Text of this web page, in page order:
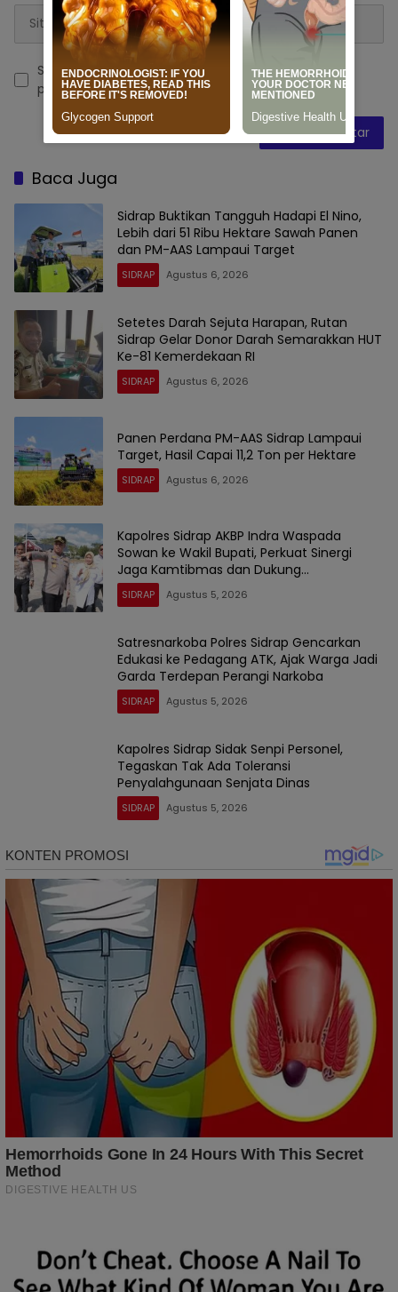
Simpan nama, email, dan situs web saya pada
peramban ini untuk komentar saya berikutnya.
Baca Juga
Sidrap Buktikan Tangguh Hadapi El Nino,
Lebih dari 51 Ribu Hektare Sawah Panen
dan PM-AAS Lampaui Target
SIDRAP Agustus 6, 2026
Setetes Darah Sejuta Harapan, Rutan
Sidrap Gelar Donor Darah Semarakkan HUT
Ke-81 Kemerdekaan RI
SIDRAP Agustus 6, 2026
Panen Perdana PM-AAS Sidrap Lampaui
Target, Hasil Capai 11,2 Ton per Hektare
SIDRAP Agustus 6, 2026
Kapolres Sidrap AKBP Indra Waspada
Sowan ke Wakil Bupati, Perkuat Sinergi
Jaga Kamtibmas dan Dukung
Pembangunan
SIDRAP Agustus 5, 2026
Satresnarkoba Polres Sidrap Gencarkan
Edukasi ke Pedagang ATK, Ajak Warga Jadi
Garda Terdepan Perangi Narkoba
SIDRAP Agustus 5, 2026
Kapolres Sidrap Sidak Senpi Personel,
Tegaskan Tak Ada Toleransi
Penyalahgunaan Senjata Dinas
SIDRAP Agustus 5, 2026